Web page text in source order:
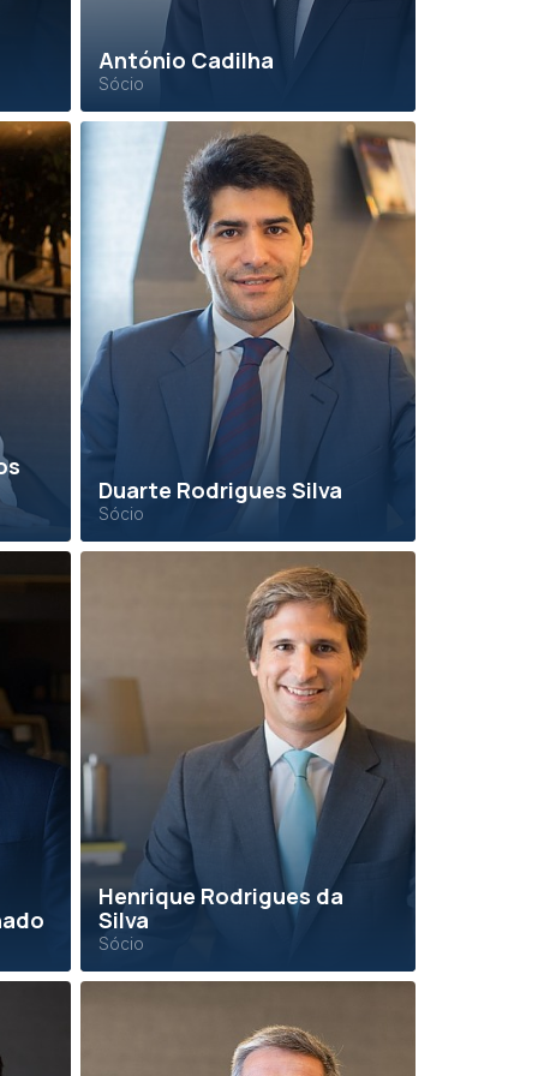
António Cadilha
Sócio
Duarte Rodrigues Silva
Sócio
Henrique Rodrigues da
Silva
Sócio